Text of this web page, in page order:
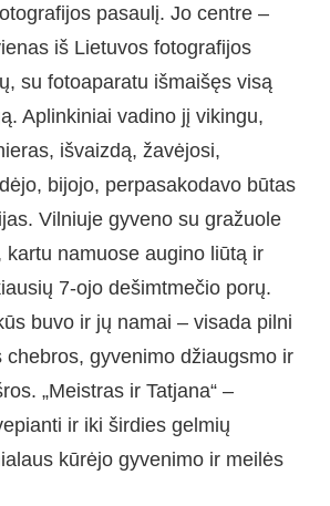
pasaulį. Jo centre –
iš Lietuvos fotografijos
su fotoaparatu išmaišęs visą
Aplinkiniai vadino jį vikingu,
išvaizdą, žavėjosi,
bijojo, perpasakodavo būtas
Vilniuje gyveno su gražuole
kartu namuose augino liūtą ir
7-ojo dešimtmečio porų.
buvo ir jų namai – visada pilni
chebros, gyvenimo džiaugsmo ir
„Meistras ir Tatjana“ –
ir iki širdies gelmių
kūrėjo gyvenimo ir meilės